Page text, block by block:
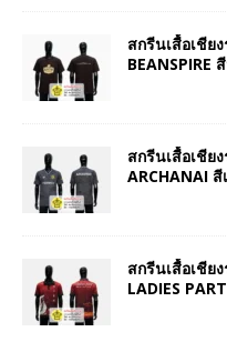
สกรีนเสื้อเชีย
BEANSPIRE
สกรีนเสื้อเชีย
ARCHANAI สี
สกรีนเสื้อเชีย
LADIES